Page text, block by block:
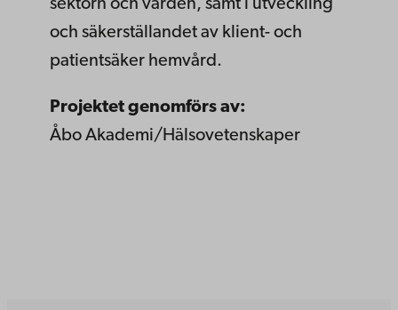
sektorn och vården, samt i utveckling
och säkerställandet av klient- och
patientsäker hemvård.
Projektet genomförs av:
Åbo Akademi/Hälsovetenskaper